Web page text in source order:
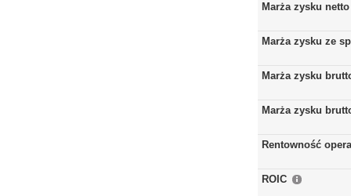
Marża zysku netto
Marża zysku ze
Marża zysku
Marża zysku
Rentowność
ROIC